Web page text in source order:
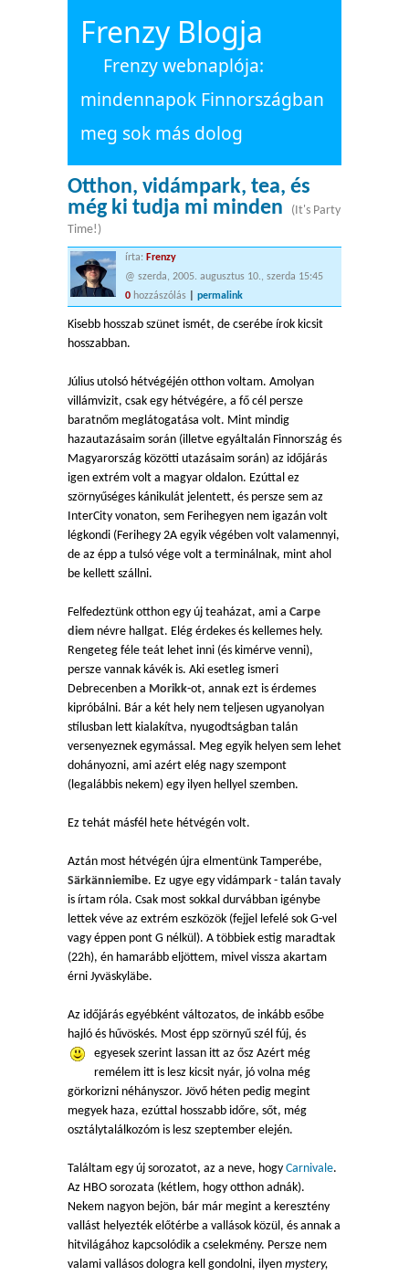
Frenzy Blogja
Frenzy webnaplója:
mindennapok Finnországban
meg sok más dolog
Otthon, vidámpark, tea, és
még ki tudja mi minden
(It's Party
Time!)
írta: Frenzy
@ szerda, 2005. augusztus 10., szerda 15:45
0 hozzászólás permalink
Kisebb hosszab szünet ismét, de cserébe írok kicsit
hosszabban.
Július utolsó hétvégéjén otthon voltam. Amolyan
villámvizit, csak egy hétvégére, a fő cél persze
baratnőm meglátogatása volt. Mint mindig
hazautazásaim során (illetve egyáltalán Finnország és
Magyarország közötti utazásaim során) az időjárás
igen extrém volt a magyar oldalon. Ezúttal ez
szörnyűséges kánikulát jelentett, és persze sem az
InterCity vonaton, sem Ferihegyen nem igazán volt
légkondi (Ferihegy 2A egyik végében volt valamennyi,
de az épp a tulsó vége volt a terminálnak, mint ahol
be kellett szállni.
Felfedeztünk otthon egy új teaházat, ami a Carpe
diem névre hallgat. Elég érdekes és kellemes hely.
Rengeteg féle teát lehet inni (és kimérve venni),
persze vannak kávék is. Aki esetleg ismeri
Debrecenben a Morikk-ot, annak ezt is érdemes
kipróbálni. Bár a két hely nem teljesen ugyanolyan
stílusban lett kialakítva, nyugodtságban talán
versenyeznek egymással. Meg egyik helyen sem lehet
dohányozni, ami azért elég nagy szempont
(legalábbis nekem) egy ilyen hellyel szemben.
Ez tehát másfél hete hétvégén volt.
Aztán most hétvégén újra elmentünk Tamperébe,
Särkänniemibe. Ez ugye egy vidámpark - talán tavaly
is írtam róla. Csak most sokkal durvábban igénybe
lettek véve az extrém eszközök (fejjel lefelé sok G-vel
vagy éppen pont G nélkül). A többiek estig maradtak
(22h), én hamarább eljöttem, mivel vissza akartam
érni Jyväskyläbe.
Az időjárás egyébként változatos, de inkább esőbe
hajló és hűvöskés. Most épp szörnyű szél fúj, és
egyesek szerint lassan itt az ősz Azért még
remélem itt is lesz kicsit nyár, jó volna még
görkorizni néhányszor. Jövő héten pedig megint
megyek haza, ezúttal hosszabb időre, sőt, még
osztálytalálkozóm is lesz szeptember elején.
Találtam egy új sorozatot, az a neve, hogy Carnivale.
Az HBO sorozata (kétlem, hogy otthon adnák).
Nekem nagyon bejön, bár már megint a keresztény
vallást helyezték előtérbe a vallások közül, és annak a
hitvilágához kapcsolódik a cselekmény. Persze nem
valami vallásos dologra kell gondolni, ilyen mystery,